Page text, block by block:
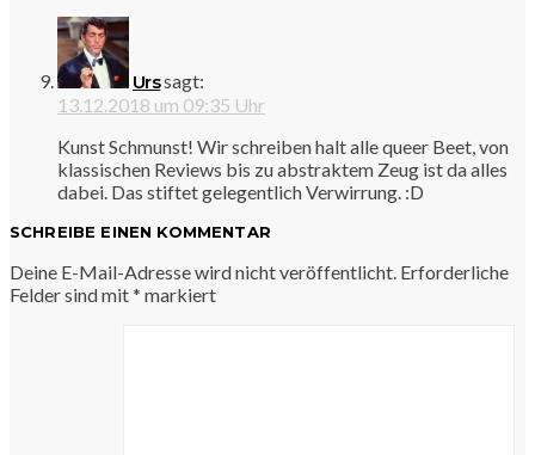
Urssagt:
13.12.2018 um 09:35 Uhr
Kunst Schmunst! Wir schreiben halt alle queer Beet, von
klassischen Reviews bis zu abstraktem Zeug ist da alles
dabei. Das stiftet gelegentlich Verwirrung. :D
SCHREIBE EINEN KOMMENTAR
Deine E-Mail-Adresse wird nicht veröffentlicht. Erforderliche
Felder sind mit* markiert